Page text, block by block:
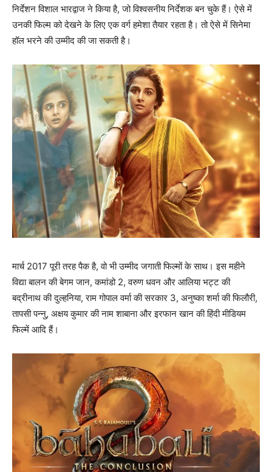
निर्देशन विशाल भारद्वाज ने किया है, जो विश्‍वसनीय निर्देशक बन चुके हैं। ऐसे में
उनकी फिल्‍म को देखने के लिए एक वर्ग हमेशा तैयार रहता है। तो ऐसे में सिनेमा
हॉल भरने की उम्‍मीद की जा सकती है।
मार्च 2017 पूरी तरह पैक है, वो भी उम्‍मीद जगाती फिल्‍मों के साथ। इस महीने
विद्या बालन की बेगम जान, कमांडो 2, वरुण धवन और आलिया भट्ट की
बद्रीनाथ की दुल्‍हनिया, राम गोपाल वर्मा की सरकार 3, अनुष्‍का शर्मा की फिलौरी,
तापसी पन्‍नु, अक्षय कुमार की नाम शाबाना और इरफान खान की हिंदी मीडियम
फिल्‍में आदि हैं।